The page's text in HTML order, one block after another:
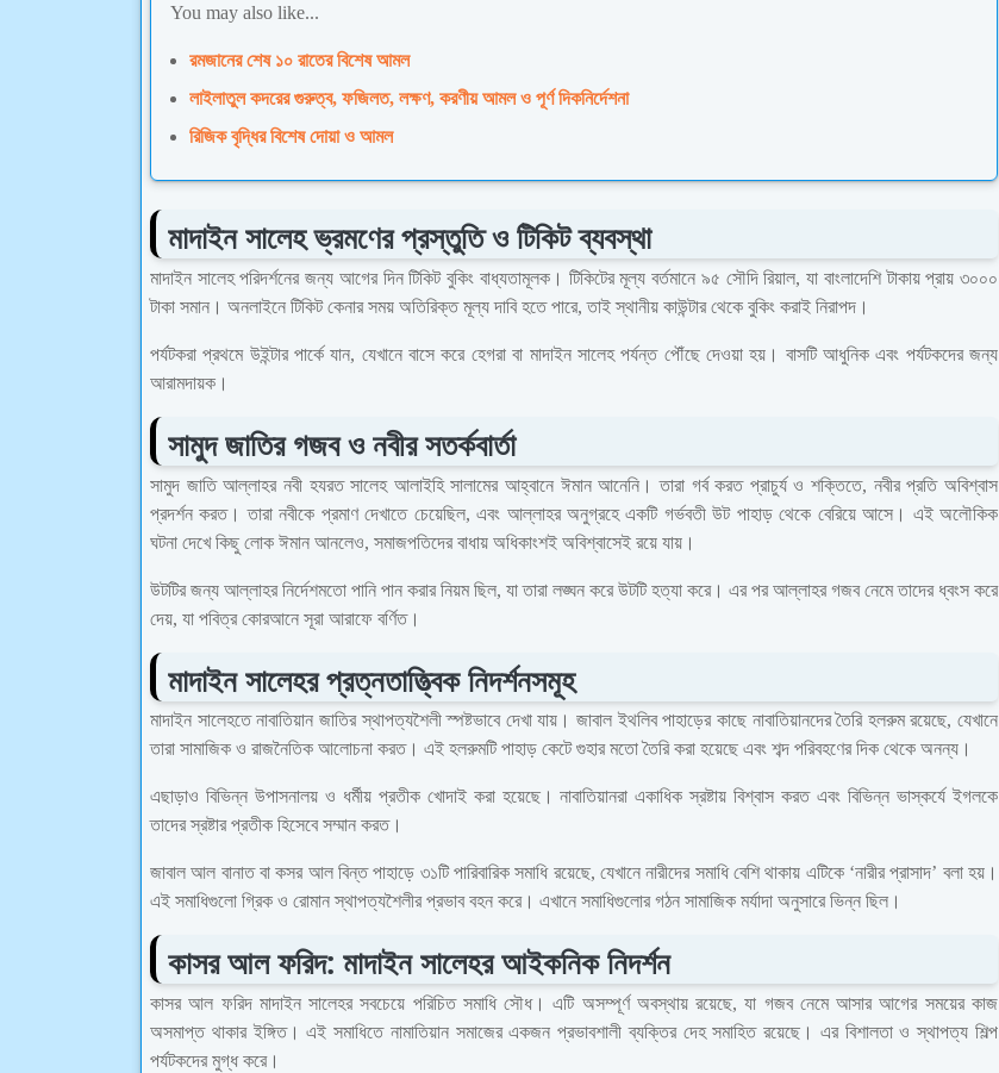
You may also like...
রমজানের শেষ ১০ রাতের বিশেষ আমল
লাইলাতুল কদরের গুরুত্ব, ফজিলত, লক্ষণ, করণীয় আমল ও পূর্ণ দিকনির্দেশনা
রিজিক বৃদ্ধির বিশেষ দোয়া ও আমল
মাদাইন সালেহ ভ্রমণের প্রস্তুতি ও টিকিট ব্যবস্থা
মাদাইন সালেহ পরিদর্শনের জন্য আগের দিন টিকিট বুকিং বাধ্যতামূলক। টিকিটের মূল্য বর্তমানে ৯৫ সৌদি রিয়াল, যা বাংলাদেশি টাকায় প্রায় ৩০০০
টাকা সমান। অনলাইনে টিকিট কেনার সময় অতিরিক্ত মূল্য দাবি হতে পারে, তাই স্থানীয় কাউন্টার থেকে বুকিং করাই নিরাপদ।
পর্যটকরা প্রথমে উইন্টার পার্কে যান, যেখানে বাসে করে হেগরা বা মাদাইন সালেহ পর্যন্ত পৌঁছে দেওয়া হয়। বাসটি আধুনিক এবং পর্যটকদের জন্য
আরামদায়ক।
সামুদ জাতির গজব ও নবীর সতর্কবার্তা
সামুদ জাতি আল্লাহর নবী হযরত সালেহ আলাইহি সালামের আহ্বানে ঈমান আনেনি। তারা গর্ব করত প্রাচুর্য ও শক্তিতে, নবীর প্রতি অবিশ্বাস
প্রদর্শন করত। তারা নবীকে প্রমাণ দেখাতে চেয়েছিল, এবং আল্লাহর অনুগ্রহে একটি গর্ভবতী উট পাহাড় থেকে বেরিয়ে আসে। এই অলৌকিক
ঘটনা দেখে কিছু লোক ঈমান আনলেও, সমাজপতিদের বাধায় অধিকাংশই অবিশ্বাসেই রয়ে যায়।
উটটির জন্য আল্লাহর নির্দেশমতো পানি পান করার নিয়ম ছিল, যা তারা লঙ্ঘন করে উটটি হত্যা করে। এর পর আল্লাহর গজব নেমে তাদের ধ্বংস করে
দেয়, যা পবিত্র কোরআনে সূরা আরাফে বর্ণিত।
মাদাইন সালেহর প্রত্নতাত্ত্বিক নিদর্শনসমূহ
মাদাইন সালেহতে নাবাতিয়ান জাতির স্থাপত্যশৈলী স্পষ্টভাবে দেখা যায়। জাবাল ইথলিব পাহাড়ের কাছে নাবাতিয়ানদের তৈরি হলরুম রয়েছে, যেখানে
তারা সামাজিক ও রাজনৈতিক আলোচনা করত। এই হলরুমটি পাহাড় কেটে গুহার মতো তৈরি করা হয়েছে এবং শব্দ পরিবহণের দিক থেকে অনন্য।
এছাড়াও বিভিন্ন উপাসনালয় ও ধর্মীয় প্রতীক খোদাই করা হয়েছে। নাবাতিয়ানরা একাধিক স্রষ্টায় বিশ্বাস করত এবং বিভিন্ন ভাস্কর্যে ইগলকে
তাদের স্রষ্টার প্রতীক হিসেবে সম্মান করত।
জাবাল আল বানাত বা কসর আল বিন্ত পাহাড়ে ৩১টি পারিবারিক সমাধি রয়েছে, যেখানে নারীদের সমাধি বেশি থাকায় এটিকে ‘নারীর প্রাসাদ’ বলা হয়।
এই সমাধিগুলো গ্রিক ও রোমান স্থাপত্যশৈলীর প্রভাব বহন করে। এখানে সমাধিগুলোর গঠন সামাজিক মর্যাদা অনুসারে ভিন্ন ছিল।
কাসর আল ফরিদ: মাদাইন সালেহর আইকনিক নিদর্শন
কাসর আল ফরিদ মাদাইন সালেহর সবচেয়ে পরিচিত সমাধি সৌধ। এটি অসম্পূর্ণ অবস্থায় রয়েছে, যা গজব নেমে আসার আগের সময়ের কাজ
অসমাপ্ত থাকার ইঙ্গিত। এই সমাধিতে নামাতিয়ান সমাজের একজন প্রভাবশালী ব্যক্তির দেহ সমাহিত রয়েছে। এর বিশালতা ও স্থাপত্য শিল্প
পর্যটকদের মুগ্ধ করে।